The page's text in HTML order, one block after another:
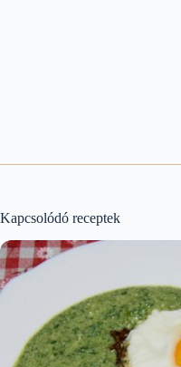
Kapcsolódó receptek